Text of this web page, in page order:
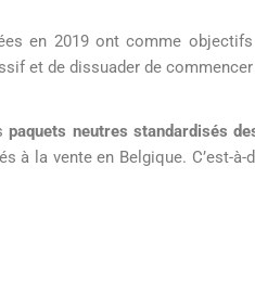
en 2019 ont comme
et de dissuader de
paquets neutres standardisés
à la vente en Belgique. C’est-